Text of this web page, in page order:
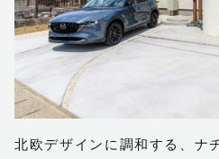
お知ら
© 2023 Shin-Living Union CO.,
the GooglePrivacy Policyand
北欧デザインに調和する、ナ